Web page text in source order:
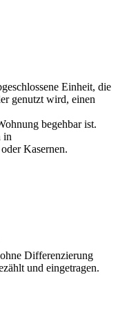
Einheit, die
genutzt wird, einen
begehbar ist.
in
Kasernen.
Differenzierung
und eingetragen.